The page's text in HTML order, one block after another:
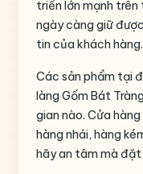
triển lớn mạnh
ngày càng giữ
tin của khách hàng.
Các sản phẩm tại
làng Gốm Bát
gian nào. Cửa
hàng nhái, hàng
hãy an tâm mà đặt